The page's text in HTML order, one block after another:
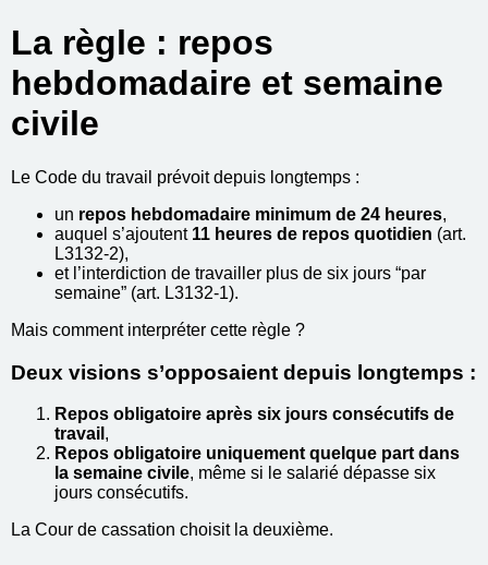
La règle : repos
hebdomadaire et semaine
civile
Le Code du travail prévoit depuis longtemps :
un repos hebdomadaire minimum de 24 heures,
auquel s’ajoutent 11 heures de repos quotidien (art.
L3132-2),
et l’interdiction de travailler plus de six jours “par
semaine” (art. L3132-1).
Mais comment interpréter cette règle ?
Deux visions s’opposaient depuis longtemps :
Repos obligatoire après six jours consécutifs de
travail ,
Repos obligatoire uniquement quelque part dans
la semaine civile, même si le salarié dépasse six
jours consécutifs.
La Cour de cassation choisit la deuxième.